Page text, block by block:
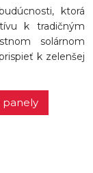
ktorá
k tradičným
solárnom
k zelenšej
panely